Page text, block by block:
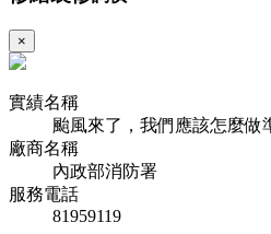
×
實績名稱
颱風來了，我們應該怎麼做
廠商名稱
內政部消防署
服務電話
81959119